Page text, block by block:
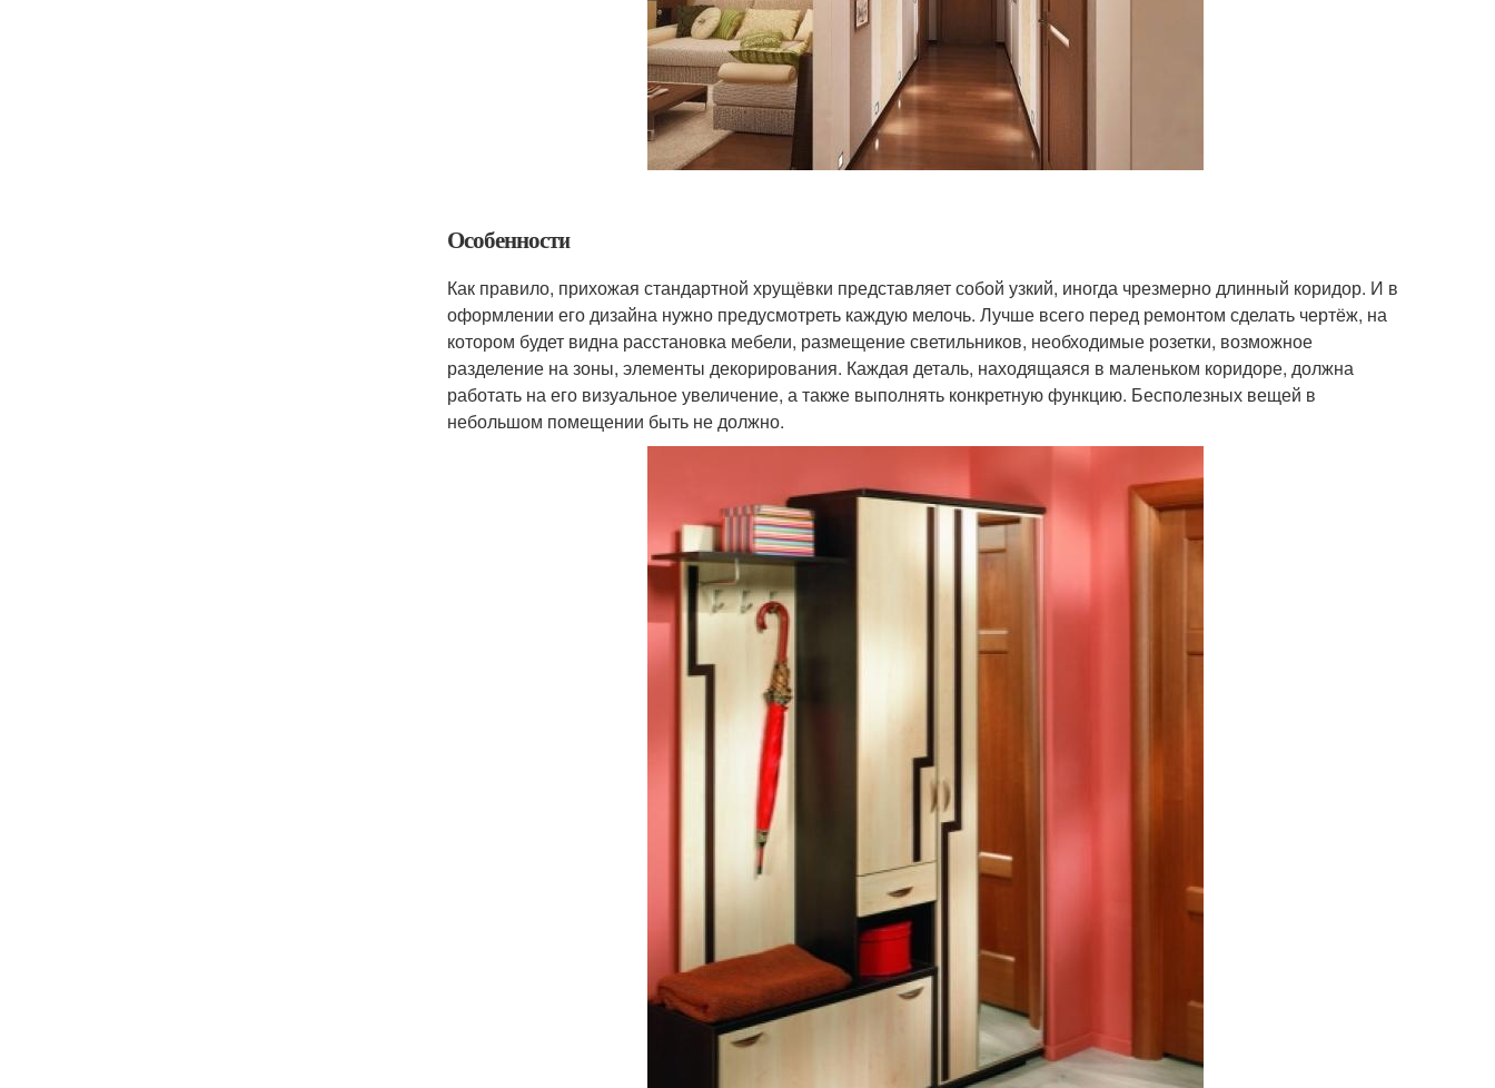
Особенности
Как правило, прихожая стандартной хрущёвки представляет собой узкий, иногда чрезмерно длинный коридор. И в
оформлении его дизайна нужно предусмотреть каждую мелочь. Лучше всего перед ремонтом сделать чертёж, на
котором будет видна расстановка мебели, размещение светильников, необходимые розетки, возможное
разделение на зоны, элементы декорирования. Каждая деталь, находящаяся в маленьком коридоре, должна
работать на его визуальное увеличение, а также выполнять конкретную функцию. Бесполезных вещей в
небольшом помещении быть не должно.